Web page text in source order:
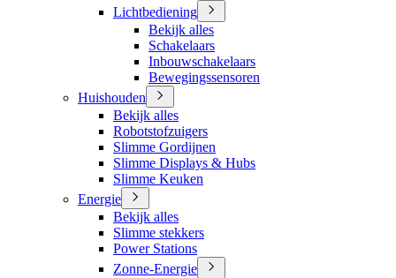
Lichtbediening
Bekijk alles
Schakelaars
Inbouwschakelaars
Bewegingssensoren
Huishouden
Bekijk alles
Robotstofzuigers
Slimme Gordijnen
Slimme Displays & Hubs
Slimme Keuken
Energie
Bekijk alles
Slimme stekkers
Power Stations
Zonne-Energie